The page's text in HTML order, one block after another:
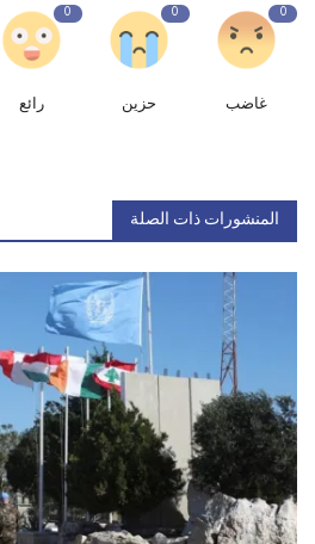
0
غاضب
0
حزين
0
رائع
المنشورات ذات الصلة